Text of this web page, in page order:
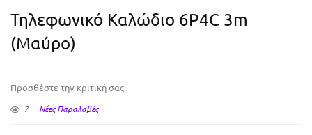
Τηλεφωνικό Καλώδιο 6P4C 3m
(Μαύρο)
Προσθέστε την κριτική σας
7 Νέες Παραλαβές